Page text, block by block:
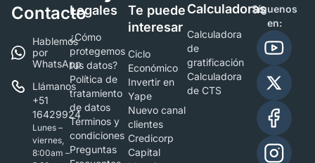
Contacto
Hablemos
por
WhatsApp
Llámanos
+51
16429924
Lunes –
viernes,
8:00am –
Legales
¿Cómo
protegemos
tus datos?
Política de
tratamiento
de datos
Términos y
condiciones
Preguntas
Te puede
interesar
Ciclo
Económico
Invertir en
Yape
Nuevo canal
clientes
Credicorp
Capital
Calculadoras
Calculadora
de
gratificación
Calculadora
de CTS
Síguenos
en: